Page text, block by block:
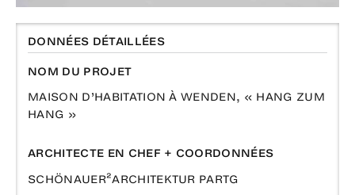
DONNÉES DÉTAILLÉES
NOM DU PROJET
MAISON D’HABITATION À WENDEN, « HANG ZUM
HANG »
ARCHITECTE EN CHEF + COORDONNÉES
SCHÖNAUER²ARCHITEKTUR PARTG